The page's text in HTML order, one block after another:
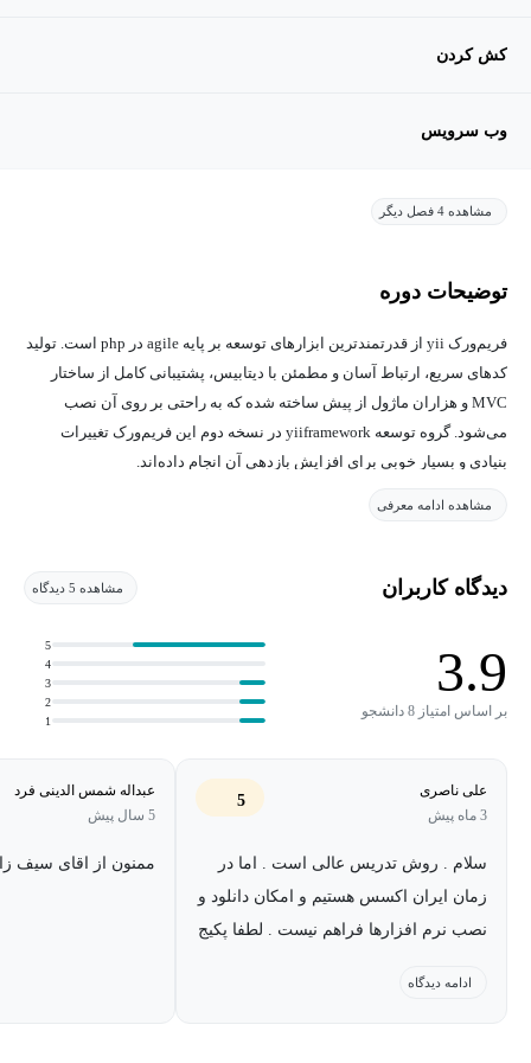
کش کردن
وب سرویس
مشاهده 4 فصل دیگر
توضیحات دوره
فریم‌ورک yii از قدرتمندترین ابزارهای توسعه بر پایه agile در php است. تولید
کدهای سریع، ارتباط آسان و مطمئن با دیتابیس، پشتیبانی کامل از ساختار
MVC و هزاران ماژول از پیش ساخته شده که به راحتی بر روی آن نصب
می‌شود. گروه توسعه yiiframework در نسخه دوم این فریم‌ورک تغییرات
بنیادی و بسیار خوبی برای افزایش بازدهی آن انجام داده‌اند.
مدرس آن در ارتباط باشید.
مشاهده ادامه معرفی
دیدگاه کاربران مشاهده 5 دیدگاه
3.9
بر اساس امتیاز 8 دانشجو
1
2
3
4
5
علی ناصری
3 ماه پیش
5
سلام . روش تدریس عالی است . اما در
زمان ایران اکسس هستیم و امکان دانلود و
نصب نرم افزارها فراهم نیست . لطفا پکیج
ادامه دیدگاه
عبداله شمس الدینی فرد
5 سال پیش
ممنون از اقای سیف